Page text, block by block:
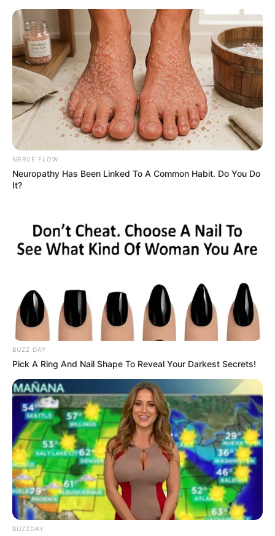
HOME
INSPIRASI
STYLE
FILM &
SERIES
NGAKAK
QUOTES
HYPE
MORE
NERVE FLOW
Neuropathy Has Been Linked To A Common Habit. Do You Do
It?
BUZZ DAY
Pick A Ring And Nail Shape To Reveal Your Darkest Secrets!
BUZZDAY